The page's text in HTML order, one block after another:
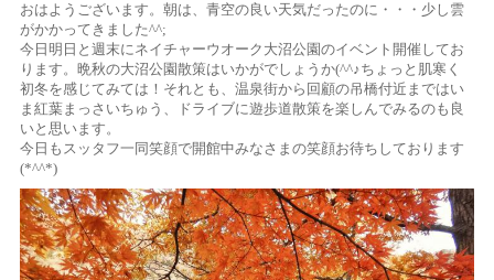
おはようございます。朝は、青空の良い天気だったのに・・・少し雲
がかかってきました^^;
今日明日と週末にネイチャーウオーク大沼公園のイベント開催してお
ります。晩秋の大沼公園散策はいかがでしょうか(^^♪ちょっと肌寒く
初冬を感じてみては！それとも、温泉街から回顧の吊橋付近まではい
ま紅葉まっさいちゅう、ドライブに遊歩道散策を楽しんでみるのも良
いと思います。
今日もスッタフ一同笑顔で開館中みなさまの笑顔お待ちしております
(*^^*)